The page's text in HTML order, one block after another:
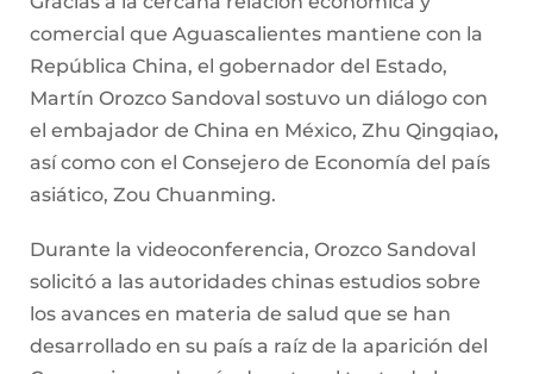
comercial que Aguascalientes mantiene con la
República China, el gobernador del Estado,
Martín Orozco Sandoval sostuvo un diálogo con
el embajador de China en México, Zhu Qingqiao,
así como con el Consejero de Economía del país
asiático, Zou Chuanming.
Durante la videoconferencia, Orozco Sandoval
solicitó a las autoridades chinas estudios sobre
los avances en materia de salud que se han
desarrollado en su país a raíz de la aparición del